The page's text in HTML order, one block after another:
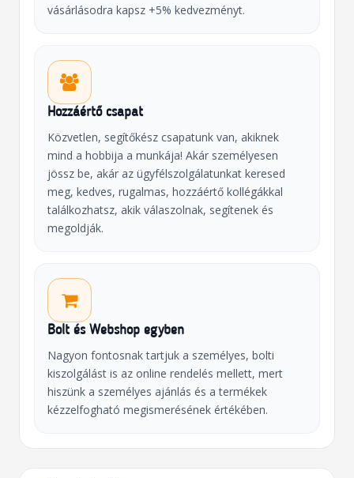
vásárlásodra kapsz +5% kedvezményt.
Hozzáértő csapat
Közvetlen, segítőkész csapatunk van, akiknek
mind a hobbija a munkája! Akár személyesen
jössz be, akár az ügyfélszolgálatunkat keresed
meg, kedves, rugalmas, hozzáértő kollégákkal
találkozhatsz, akik válaszolnak, segítenek és
megoldják.
Bolt és Webshop egyben
Nagyon fontosnak tartjuk a személyes, bolti
kiszolgálást is az online rendelés mellett, mert
hiszünk a személyes ajánlás és a termékek
kézzelfogható megismerésének értékében.